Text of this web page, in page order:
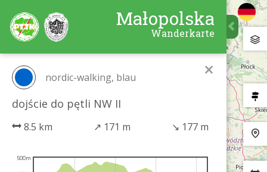
Małopolska
Wanderkarte
×
nordic-walking, blau
dojście do pętli NW II
8.5 km ↗ 171 m ↘ 177 m
500m